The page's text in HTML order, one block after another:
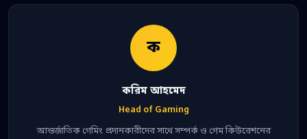
ক
করিম আহমেদ
Head of Gaming
আন্তর্জাতিক গেমিং প্রদানকারীদের সাথে সম্পর্ক ও গেম কিউরেশনের